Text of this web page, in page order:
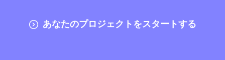
あなたのプロジェクトをスタートする